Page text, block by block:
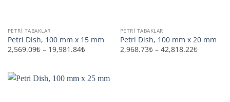
PETRI TABAKLAR
Petri Dish, 100 mm x 15 mm
2,569.09₺ – 19,981.84₺Fiyat
19,981.84₺
PETRI TABAKLAR
Petri Dish, 100 mm x 20 mm
2,968.73₺ – 42,818.22₺Fiyat